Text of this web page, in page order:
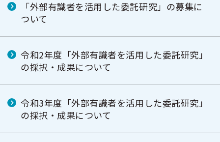
「外部有識者を活用した委託研究」の募集に
ついて
令和2年度「外部有識者を活用した委託研究」
の採択・成果について
令和3年度「外部有識者を活用した委託研究」
の採択・成果について